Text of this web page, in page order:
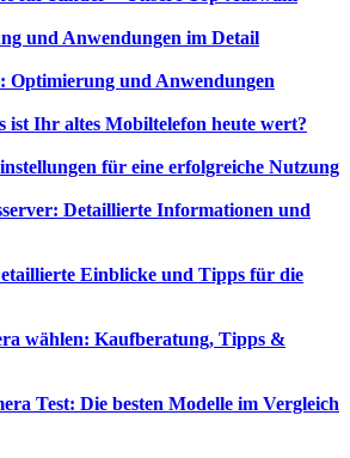
und Anwendungen im Detail
Optimierung und Anwendungen
ist Ihr altes Mobiltelefon heute wert?
für eine erfolgreiche Nutzung
Detaillierte Informationen und
Einblicke und Tipps für die
wählen: Kaufberatung, Tipps &
Test: Die besten Modelle im Vergleich